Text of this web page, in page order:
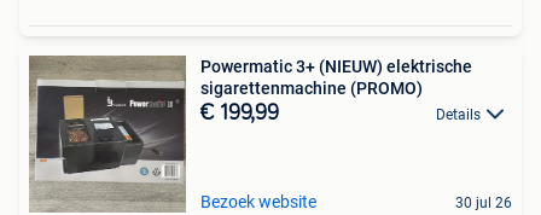
Powermatic 3+ (NIEUW) elektrische
sigarettenmachine (PROMO)
€ 199,99 Details
Bezoek website 30 jul 26